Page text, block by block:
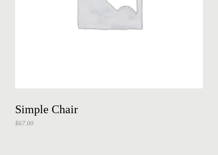
Simple Chair
$67.00